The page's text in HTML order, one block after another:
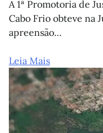
A 1ª Promotoria de
Cabo Frio obteve na
apreensão…
Leia Mais